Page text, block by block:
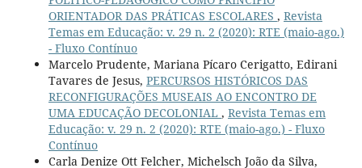
ORIENTADOR DAS PRÁTICAS ESCOLARES , Revista
Temas em Educação: v. 29 n. 2 (2020): RTE (maio-ago.)
- Fluxo Contínuo
Marcelo Prudente, Mariana Pícaro Cerigatto, Edirani
Tavares de Jesus, PERCURSOS HISTÓRICOS DAS
RECONFIGURAÇÕES MUSEAIS AO ENCONTRO DE
UMA EDUCAÇÃO DECOLONIAL , Revista Temas em
Educação: v. 29 n. 2 (2020): RTE (maio-ago.) - Fluxo
Contínuo
Carla Denize Ott Felcher, Michelsch João da Silva,